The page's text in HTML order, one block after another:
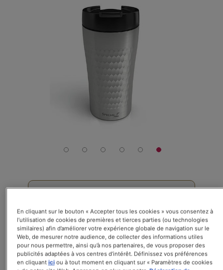
19,00 €
TVA incluse et livraison non-incluse
Mug de voyage en acier inoxydable (350
ml).
- Diamètre : 65-80mm
- Hauteur : 170mm
En cliquant sur le bouton « Accepter tous les cookies » vous consentez à
l’utilisation de cookies de premières et tierces parties (ou technologies
similaires) afin d’améliorer votre expérience globale de navigation sur le
Web, de mesurer notre audience, de collecter des informations utiles
pour nous permettre, ainsi qu’à nos partenaires, de vous proposer des
publicités adaptées à vos centres d’intérêt. Définissez vos préférences
en cliquant iciou à tout moment en cliquant sur « Paramètres de cookies